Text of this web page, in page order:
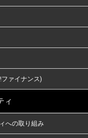
ァイナンス)
ィ
への取り組み